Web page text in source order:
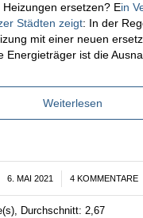
ersetzen? Ein
Städten zeigt: In der
mit einer neuen
Energieträger ist die
Weiterlesen
6. MAI 2021
/ 4 KOMMENTARE
Durchschnitt: 2,67